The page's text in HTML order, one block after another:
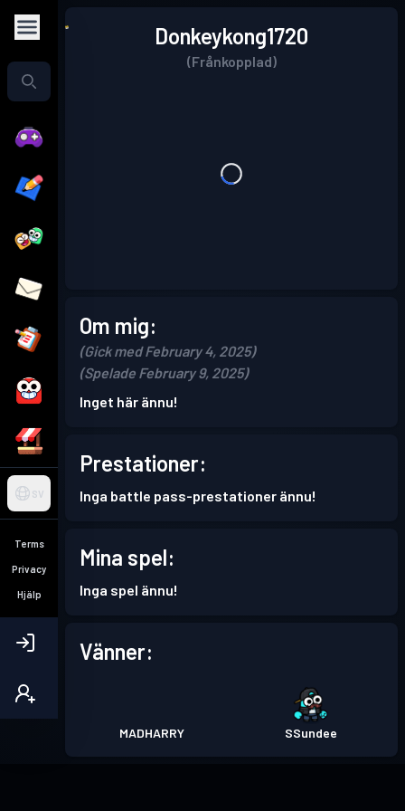
SV
Terms
Privacy
Hjälp
Donkeykong1720
(Frånkopplad)
Om mig:
(Gick med February 4, 2025)
(Spelade February 9, 2025)
Inget här ännu!
Prestationer:
Inga battle pass-prestationer ännu!
Mina spel:
Inga spel ännu!
Vänner:
MADHARRY SSundee